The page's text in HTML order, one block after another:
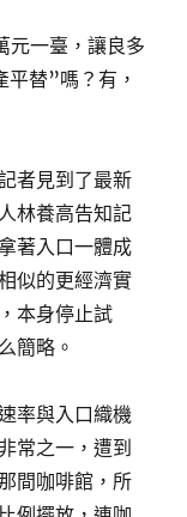
元一臺，讓良多
替”嗎？有，
者見到了最新
林養高告知記
著入口一體成
似的更經濟實
本身停止試
簡略。
率與入口織機
常之一，遭到
間咖啡館，所